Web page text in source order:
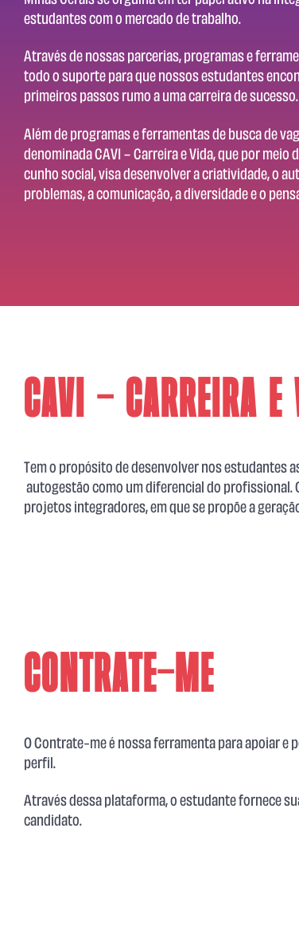
estudantes com o mercado de trabalho.
Através de nossas parcerias, programas e
todo o suporte para que nossos estudantes
primeiros passos rumo a uma carreira de sucesso.
Além de programas e ferramentas de busca de
denominada CAVI – Carreira e Vida, que por
cunho social, visa desenvolver a criatividade, o
problemas, a comunicação, a diversidade e o
CAVI - Carreira e
Tem o propósito de desenvolver nos estudantes
autogestão como um diferencial do profissional.
projetos integradores, em que se propõe a
Contrate-me
O Contrate-me é nossa ferramenta para apoiar
perfil.
Através dessa plataforma, o estudante fornece
candidato.